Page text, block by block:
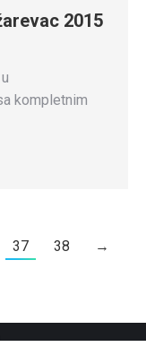
2015
kompletnim
37 38 →